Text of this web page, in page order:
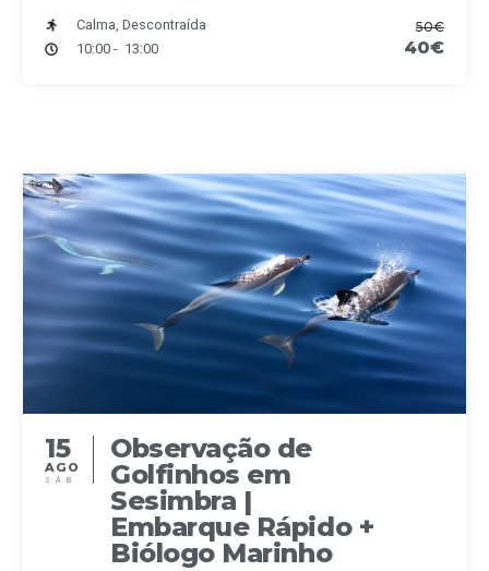
g
a
t
i
o
Calma, Descontraída
10:00 - 13:00
50€
40€
15
AGO
SÁB
Observação de
Golfinhos em
Sesimbra |
Embarque Rápido +
Biólogo Marinho